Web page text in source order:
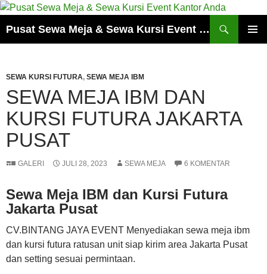
Pusat Sewa Meja & Sewa Kursi Event Kantor Anda
SEWA KURSI FUTURA, SEWA MEJA IBM
SEWA MEJA IBM DAN
KURSI FUTURA JAKARTA
PUSAT
GALERI JULI 28, 2023 SEWA MEJA 6 KOMENTAR
Sewa Meja IBM dan Kursi Futura
Jakarta Pusat
CV.BINTANG JAYA EVENT Menyediakan sewa meja ibm
dan kursi futura ratusan unit siap kirim area Jakarta Pusat
dan setting sesuai permintaan.